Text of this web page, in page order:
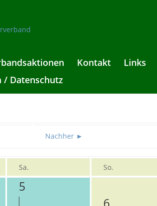
Kontakt
Links
/ Datenschutz
Nachher ►
Sa. So.
5